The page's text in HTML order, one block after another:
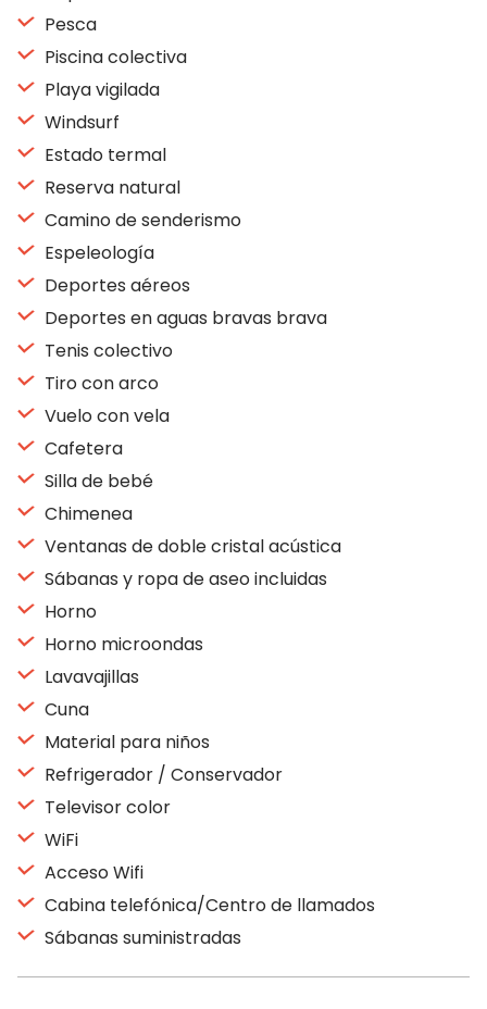
Pesca
Piscina colectiva
Playa vigilada
Windsurf
Estado termal
Reserva natural
Camino de senderismo
Espeleología
Deportes aéreos
Deportes en aguas bravas brava
Tenis colectivo
Tiro con arco
Vuelo con vela
Cafetera
Silla de bebé
Chimenea
Ventanas de doble cristal acústica
Sábanas y ropa de aseo incluidas
Horno
Horno microondas
Lavavajillas
Cuna
Material para niños
Refrigerador / Conservador
Televisor color
WiFi
Acceso Wifi
Cabina telefónica/Centro de llamados
Sábanas suministradas